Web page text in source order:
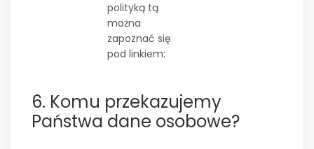
polityką tą
można
zapoznać się
pod linkiem:
6. Komu przekazujemy
Państwa dane osobowe?